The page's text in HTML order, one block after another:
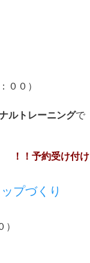
００）
ルトレーニングで
！！ 予約受け付け
プづくり